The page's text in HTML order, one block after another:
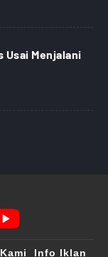
Usai Menjalani
Info Iklan